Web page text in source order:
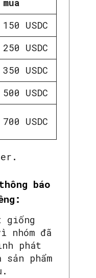
mua
150 USDC
250 USDC
350 USDC
500 USDC
700 USDC
.
báo
giống
nhóm đã
phát
phẩm